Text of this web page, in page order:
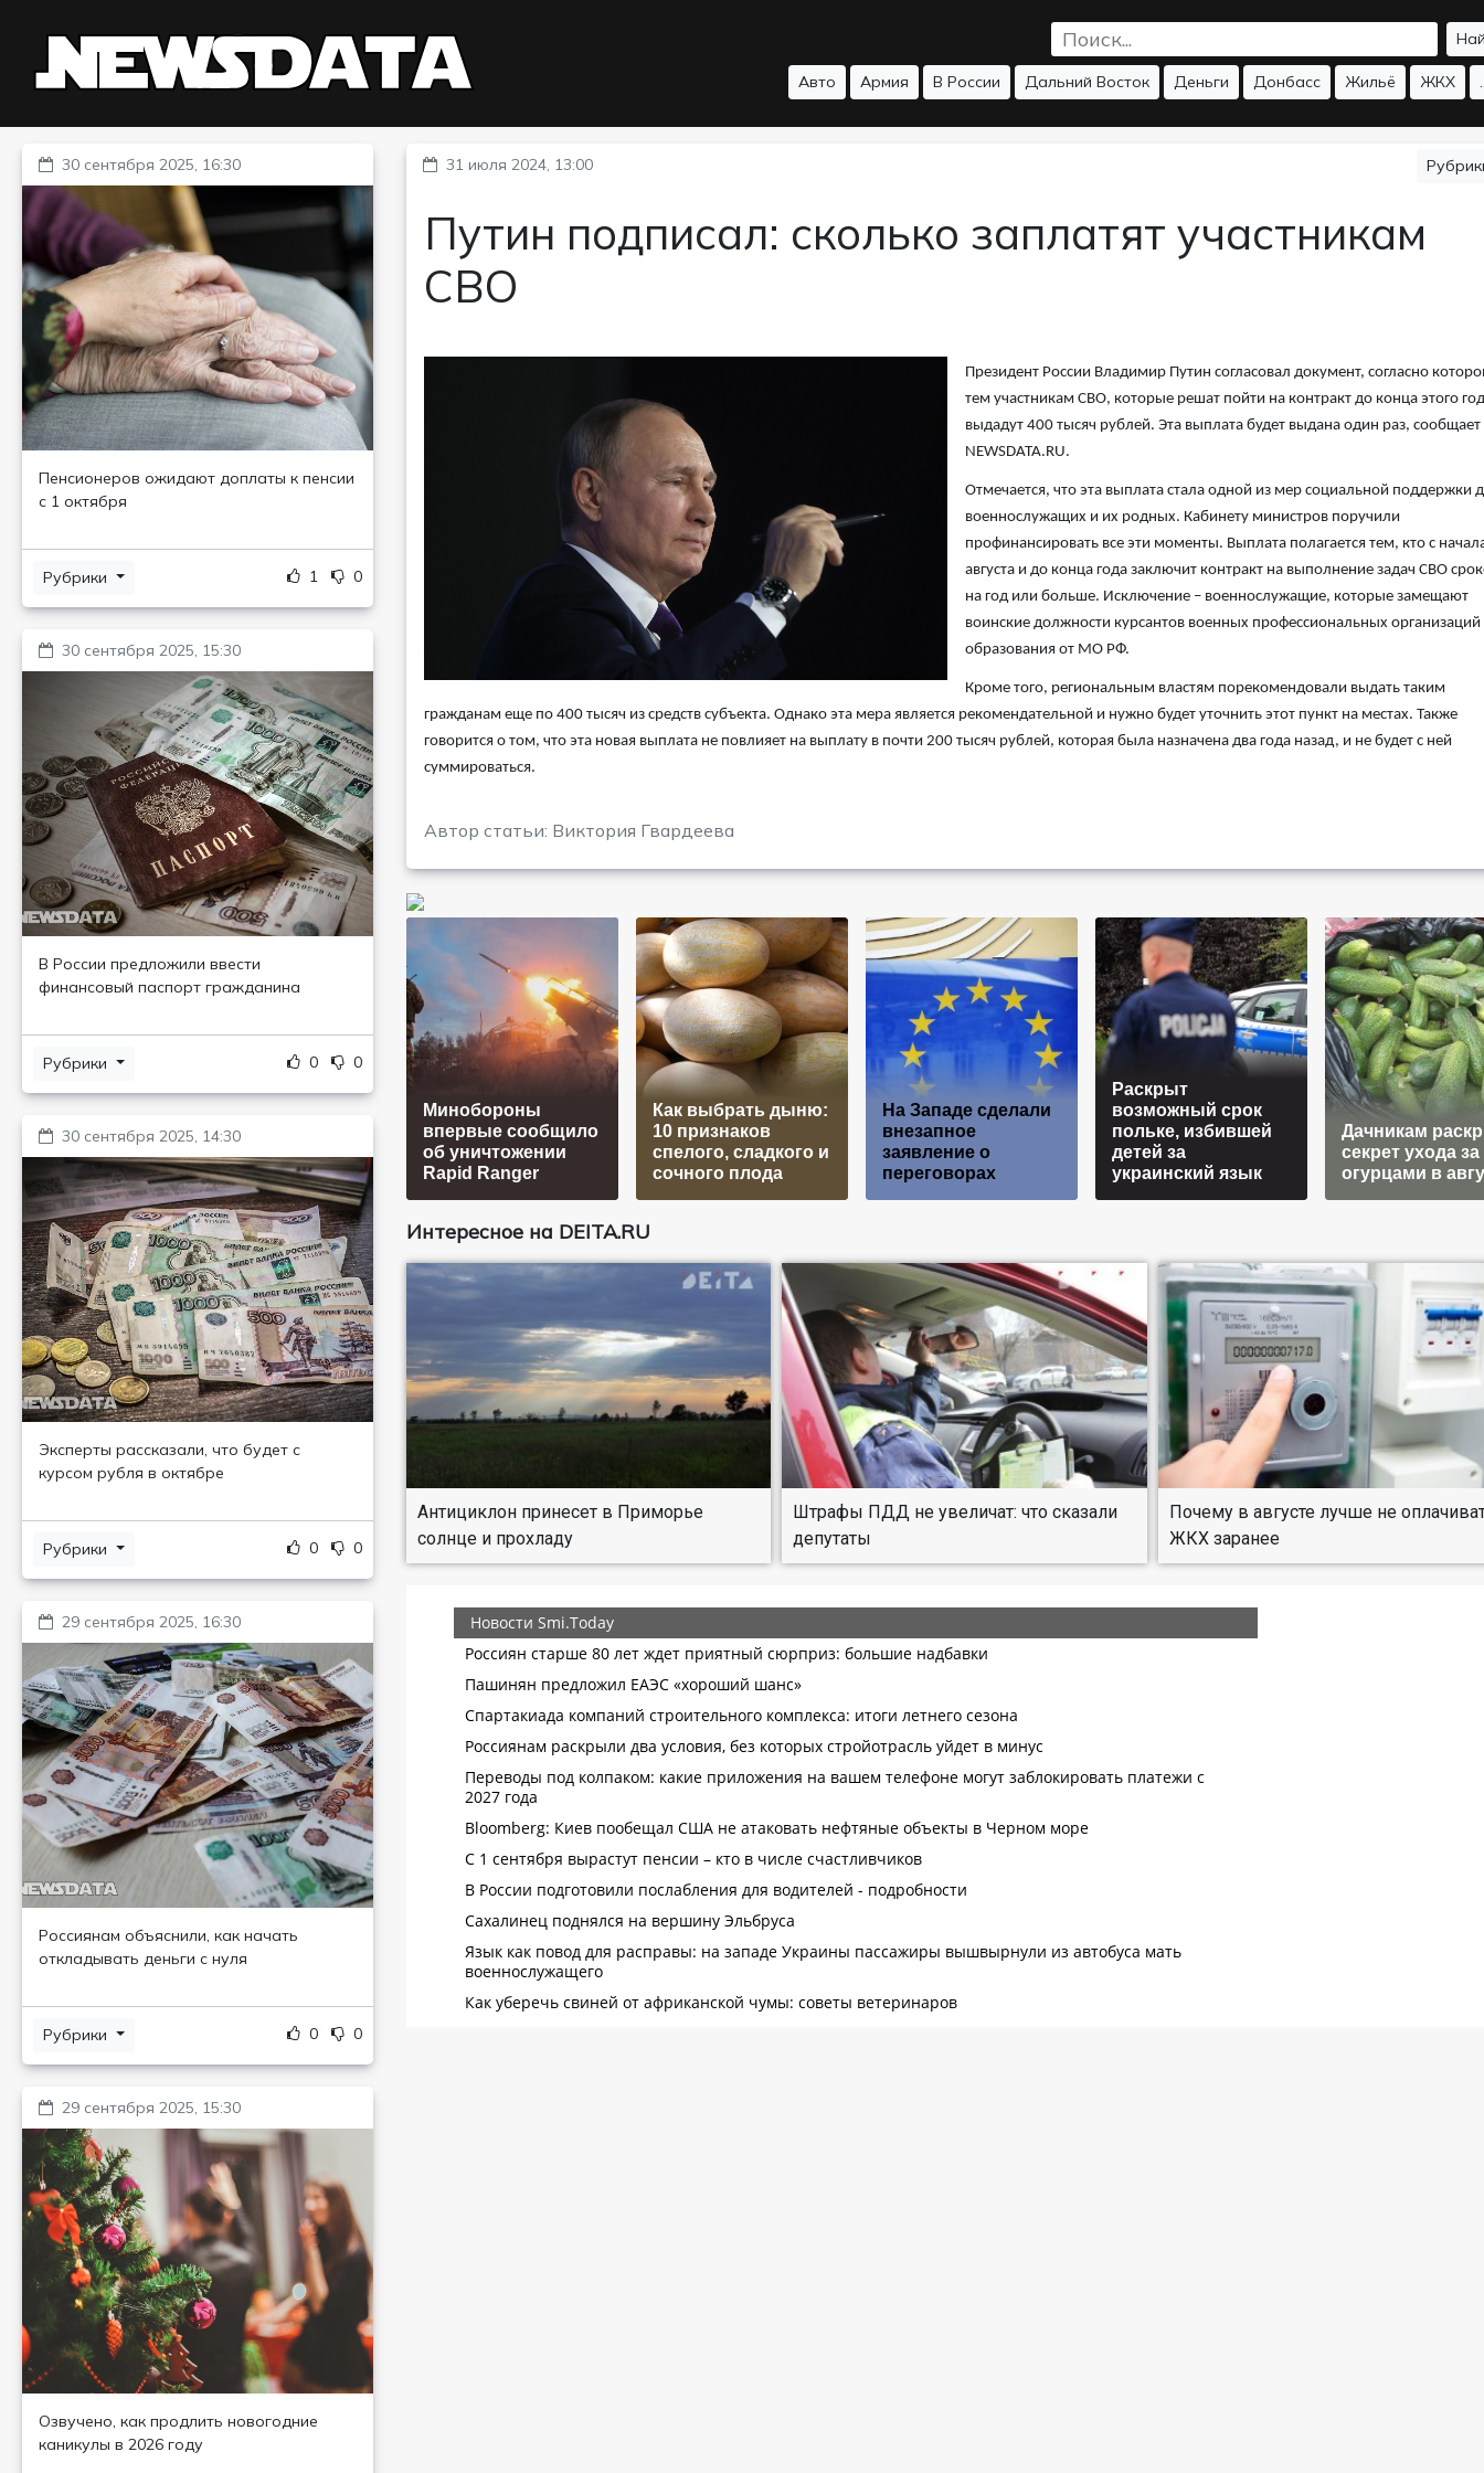
Авто Армия В России Дальний Восток Деньги Донбасс Жильё ЖКХ
30 сентября 2025, 16:30
Пенсионеров ожидают доплаты к пенсии
с 1 октября
Рубрики 1 0
30 сентября 2025, 15:30
В России предложили ввести
финансовый паспорт гражданина
Рубрики 0 0
30 сентября 2025, 14:30
Эксперты рассказали, что будет с
курсом рубля в октябре
Рубрики 0 0
29 сентября 2025, 16:30
Россиянам объяснили, как начать
откладывать деньги с нуля
Рубрики 0 0
29 сентября 2025, 15:30
Озвучено, как продлить новогодние
каникулы в 2026 году
31 июля 2024, 13:00
Путин подписал: сколько заплатят участникам
СВО
Президент России Владимир Путин согласовал документ, согласно
тем участникам СВО, которые решат пойти на контракт до конца этого
выдадут 400 тысяч рублей. Эта выплата будет выдана один раз,
NEWSDATA.RU.
Отмечается, что эта выплата стала одной из мер социальной поддержки
военнослужащих и их родных. Кабинету министров поручили
профинансировать все эти моменты. Выплата полагается тем, кто с
августа и до конца года заключит контракт на выполнение задач СВО
на год или больше. Исключение – военнослужащие, которые замещают
воинские должности курсантов военных профессиональных организаций
образования от МО РФ.
Кроме того, региональным властям порекомендовали выдать таким
гражданам еще по 400 тысяч из средств субъекта. Однако эта мера является рекомендательной и нужно будет уточнить этот пункт на местах. Также
говорится о том, что эта новая выплата не повлияет на выплату в почти 200 тысяч рублей, которая была назначена два года назад, и не будет с ней
суммироваться.
Автор статьи: Виктория Гвардеева
Минобороны
впервые сообщило
об уничтожении
Rapid Ranger
Как выбрать дыню:
10 признаков
спелого, сладкого и
сочного плода
На Западе сделали
внезапное
заявление о
переговорах
Раскрыт
возможный срок
польке, избившей
детей за
украинский язык
Дачникам
секрет ухода за
огурцами в
Интересное на DEITA.RU
Антициклон принесет в Приморье
солнце и прохладу
Штрафы ПДД не увеличат: что сказали
депутаты
Почему в августе лучше не
ЖКХ заранее